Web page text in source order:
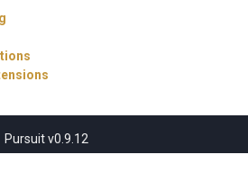
Pursuit v0.9.12